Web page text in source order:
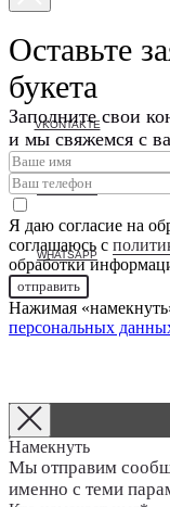
VKONTAKTE
TELEGRAM
WHATSAPP
Оставьте
букета
Заполните свои
и мы свяжемся с
Я даю согласие на
соглашаюсь с
обработки
отправить
Нажимая
персональных
Намекнуть
Мы отправим
именно с теми